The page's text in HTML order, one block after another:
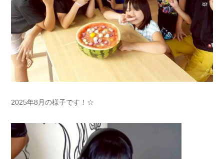
2025年8月の様子です！☆